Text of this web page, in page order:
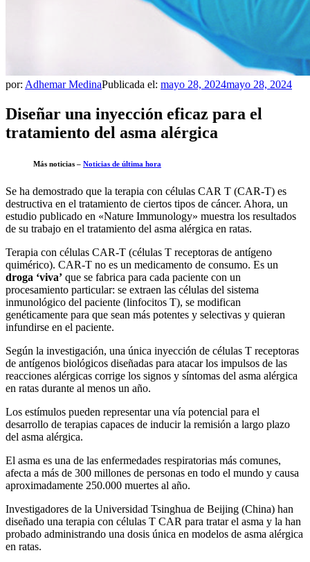
por: Adhemar MedinaPublicada el: mayo 28, 2024mayo 28, 2024
Diseñar una inyección eficaz para el
tratamiento del asma alérgica
Más noticias – Noticias de última hora
Se ha demostrado que la terapia con células CAR T (CAR-T) es
destructiva en el tratamiento de ciertos tipos de cáncer. Ahora, un
estudio publicado en «Nature Immunology» muestra los resultados
de su trabajo en el tratamiento del asma alérgica en ratas.
Terapia con células CAR-T (células T receptoras de antígeno
quimérico). CAR-T no es un medicamento de consumo. Es un
droga ‘viva’ que se fabrica para cada paciente con un
procesamiento particular: se extraen las células del sistema
inmunológico del paciente (linfocitos T), se modifican
genéticamente para que sean más potentes y selectivas y quieran
infundirse en el paciente.
Según la investigación, una única inyección de células T receptoras
de antígenos biológicos diseñadas para atacar los impulsos de las
reacciones alérgicas corrige los signos y síntomas del asma alérgica
en ratas durante al menos un año.
Los estímulos pueden representar una vía potencial para el
desarrollo de terapias capaces de inducir la remisión a largo plazo
del asma alérgica.
El asma es una de las enfermedades respiratorias más comunes,
afecta a más de 300 millones de personas en todo el mundo y causa
aproximadamente 250.000 muertes al año.
Investigadores de la Universidad Tsinghua de Beijing (China) han
diseñado una terapia con células T CAR para tratar el asma y la han
probado administrando una dosis única en modelos de asma alérgica
en ratas.